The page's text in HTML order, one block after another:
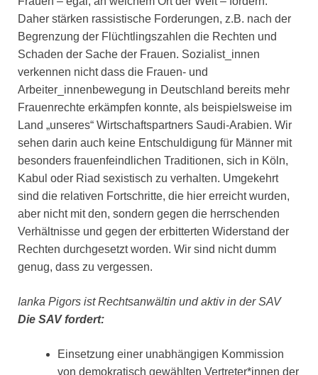
Daher stärken rassistische Forderungen, z.B. nach der
Begrenzung der Flüchtlingszahlen die Rechten und
Schaden der Sache der Frauen. Sozialist_innen
verkennen nicht dass die Frauen- und
Arbeiter_innenbewegung in Deutschland bereits mehr
Frauenrechte erkämpfen konnte, als beispielsweise im
Land „unseres“ Wirtschaftspartners Saudi-Arabien. Wir
sehen darin auch keine Entschuldigung für Männer mit
besonders frauenfeindlichen Traditionen, sich in Köln,
Kabul oder Riad sexistisch zu verhalten. Umgekehrt
sind die relativen Fortschritte, die hier erreicht wurden,
aber nicht mit den, sondern gegen die herrschenden
Verhältnisse und gegen der erbitterten Widerstand der
Rechten durchgesetzt worden. Wir sind nicht dumm
genug, dass zu vergessen.
Ianka Pigors ist Rechtsanwältin und aktiv in der SAV
Die SAV fordert:
Einsetzung einer unabhängigen Kommission
von demokratisch gewählten Vertreter*innen der